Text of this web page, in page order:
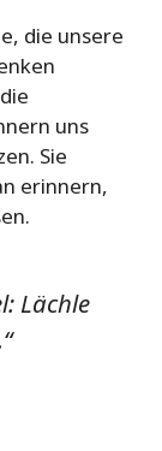
die unsere
uns
Sie
erinnern,
Lächle